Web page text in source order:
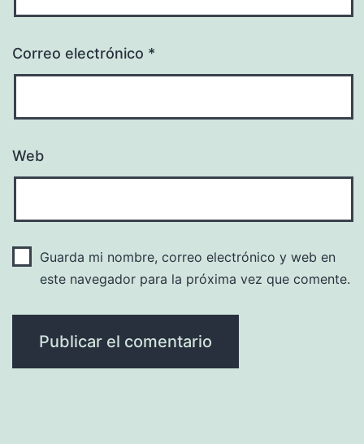
Correo electrónico *
Web
Guarda mi nombre, correo electrónico y web en
este navegador para la próxima vez que comente.